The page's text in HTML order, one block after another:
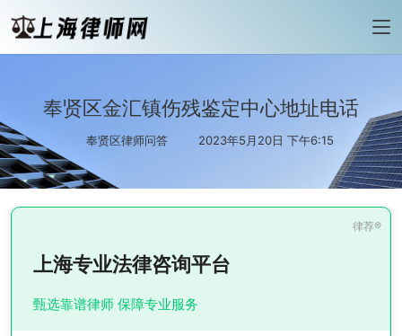
奉贤区金汇镇伤残鉴定中心地址电话
奉贤区律师问答 2023年5月20日 下午6:15
上海专业法律咨询平台
甄选靠谱律师 保障专业服务